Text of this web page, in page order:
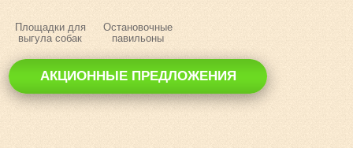
Площадки для
выгула собак
Остановочные
павильоны
АКЦИОННЫЕ ПРЕДЛОЖЕНИЯ